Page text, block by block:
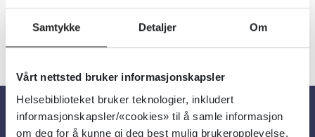
Samtykke Detaljer Om
Vårt nettsted bruker informasjonskapsler
Helsebiblioteket bruker teknologier, inkludert
informasjonskapsler/«cookies» til å samle informasjon
om deg for å kunne gi deg best mulig brukeropplevelse.
« 1 25